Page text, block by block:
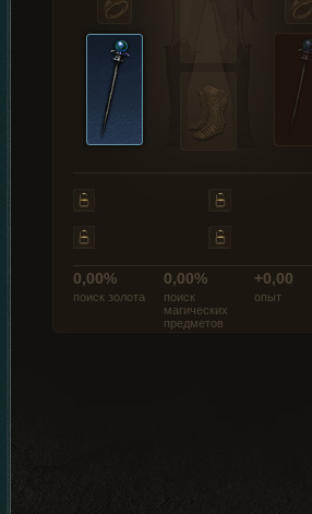
0,00%
поиск золота
0,00%
поиск
магических
предметов
+0,00
опыт